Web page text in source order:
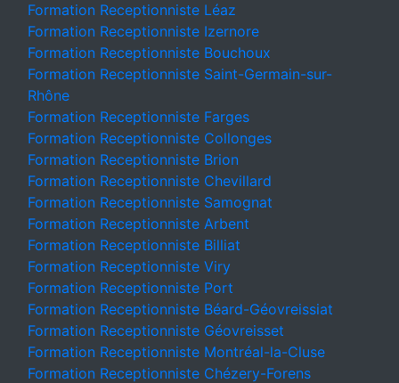
Formation Receptionniste Léaz
Formation Receptionniste Izernore
Formation Receptionniste Bouchoux
Formation Receptionniste Saint-Germain-sur-
Rhône
Formation Receptionniste Farges
Formation Receptionniste Collonges
Formation Receptionniste Brion
Formation Receptionniste Chevillard
Formation Receptionniste Samognat
Formation Receptionniste Arbent
Formation Receptionniste Billiat
Formation Receptionniste Viry
Formation Receptionniste Port
Formation Receptionniste Béard-Géovreissiat
Formation Receptionniste Géovreisset
Formation Receptionniste Montréal-la-Cluse
Formation Receptionniste Chézery-Forens